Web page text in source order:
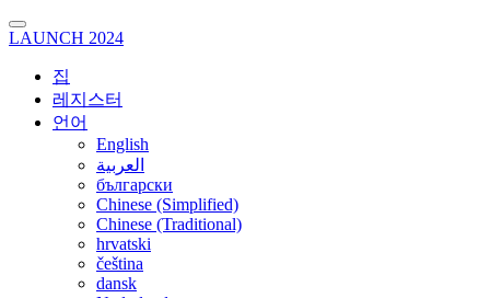
LAUNCH 2024
집
레지스터
언어
English
العربية
български
Chinese (Simplified)
Chinese (Traditional)
hrvatski
čeština
dansk